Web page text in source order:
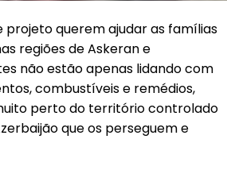
projeto querem ajudar as famílias
regiões de Askeran e
não estão apenas lidando com
combustíveis e remédios,
perto do território controlado
que os perseguem e